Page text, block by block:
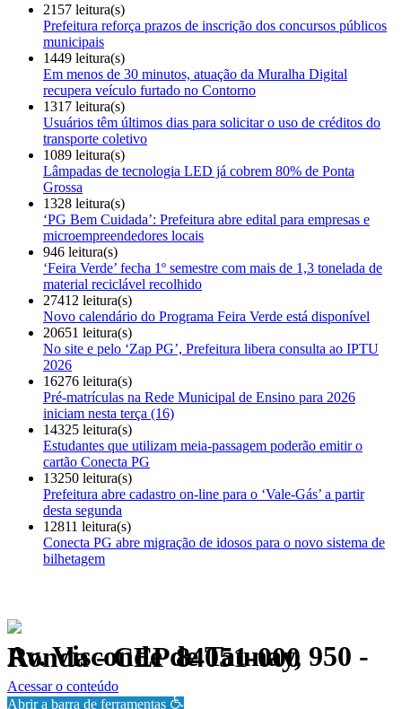
2157 leitura(s)
Prefeitura reforça prazos de inscrição dos concursos públicos
municipais
1449 leitura(s)
Em menos de 30 minutos, atuação da Muralha Digital
recupera veículo furtado no Contorno
1317 leitura(s)
Usuários têm últimos dias para solicitar o uso de créditos do
transporte coletivo
1089 leitura(s)
Lâmpadas de tecnologia LED já cobrem 80% de Ponta
Grossa
1328 leitura(s)
‘PG Bem Cuidada’: Prefeitura abre edital para empresas e
microempreendedores locais
946 leitura(s)
‘Feira Verde’ fecha 1º semestre com mais de 1,3 tonelada de
material reciclável recolhido
27412 leitura(s)
Novo calendário do Programa Feira Verde está disponível
20651 leitura(s)
No site e pelo ‘Zap PG’, Prefeitura libera consulta ao IPTU
2026
16276 leitura(s)
Pré-matrículas na Rede Municipal de Ensino para 2026
iniciam nesta terça (16)
14325 leitura(s)
Estudantes que utilizam meia-passagem poderão emitir o
cartão Conecta PG
13250 leitura(s)
Prefeitura abre cadastro on-line para o ‘Vale-Gás’ a partir
desta segunda
12811 leitura(s)
Conecta PG abre migração de idosos para o novo sistema de
bilhetagem
Av. Visconde de Taunay, 950 - Ronda - CEP 84051-000
Política de Privacidade.
Acessar o conteúdo
Abrir a barra de ferramentas